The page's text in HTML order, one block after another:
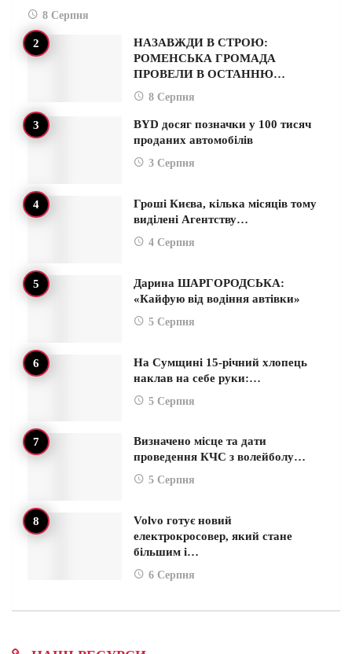
8 Серпня
НАЗАВЖДИ В СТРОЮ:
РОМЕНСЬКА ГРОМАДА
ПРОВЕЛИ В ОСТАННЮ…
8 Серпня
BYD досяг позначки у 100 тисяч
проданих автомобілів
3 Серпня
Гроші Києва, кілька місяців тому
виділені Агентству…
4 Серпня
Дарина ШАРГОРОДСЬКА:
«Кайфую від водіння автівки»
5 Серпня
На Сумщині 15-річний хлопець
наклав на себе руки:…
5 Серпня
Визначено місце та дати
проведення КЧС з волейболу…
5 Серпня
Volvo готує новий
електрокросовер, який стане
більшим і…
6 Серпня